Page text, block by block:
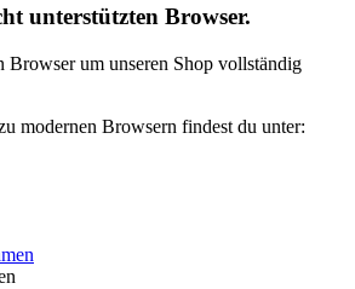
unterstützten Browser.
Browser um unseren Shop vollständig
modernen Browsern findest du unter: